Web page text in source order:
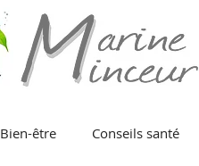
Bien-être Conseils santé